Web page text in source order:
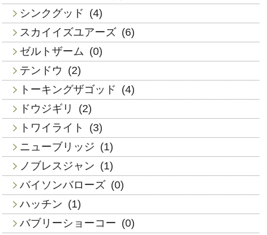
シンクグッド (4)
スカイイズユアーズ (6)
ゼルトザーム (0)
テンドウ (2)
トーキングザゴッド (4)
ドウジギリ
(2)
トワイライト
(3)
ニューブリッジ (1)
ノブレスジャン (1)
バイソンバローズ (0)
ハッチン (1)
バブリーショーコー (0)